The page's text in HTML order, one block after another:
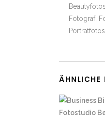
Fotograf,
ÄHNLICHE